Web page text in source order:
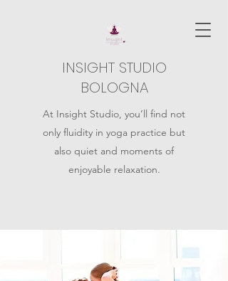
INSIGHT STUDIO
BOLOGNA
At Insight Studio, you’ll find not
only fluidity in yoga practice but
also quiet and moments of
enjoyable relaxation.